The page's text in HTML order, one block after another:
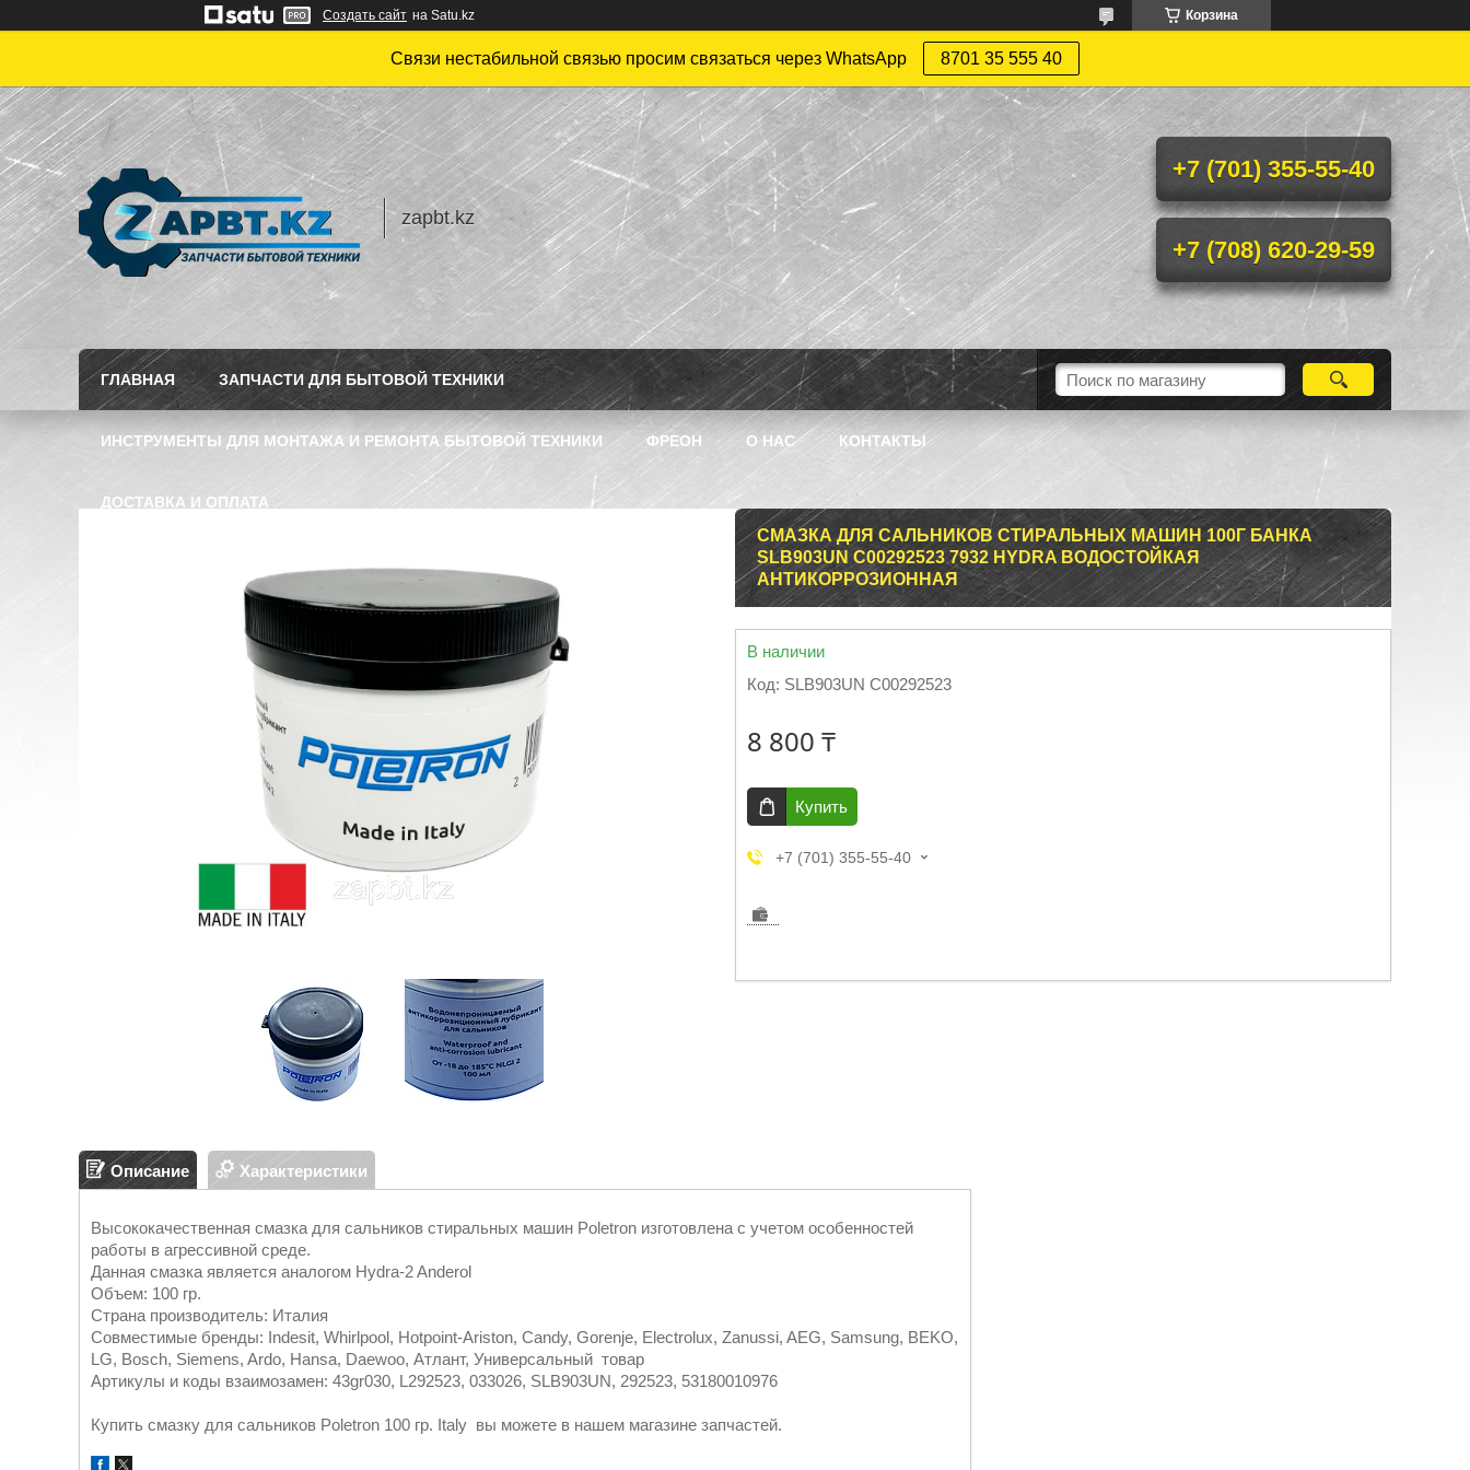
Создать сайт на Satu.kz Корзина
Связи нестабильной связью просим связаться через WhatsApp 8701 35 555 40
zapbt.kz
+7 (701) 355-55-40
+7 (708) 620-29-59
ГЛАВНАЯ ЗАПЧАСТИ ДЛЯ БЫТОВОЙ ТЕХНИКИ
ИНСТРУМЕНТЫ ДЛЯ МОНТАЖА И РЕМОНТА БЫТОВОЙ ТЕХНИКИ ФРЕОН О НАС КОНТАКТЫ
ДОСТАВКА И ОПЛАТА
СМАЗКА ДЛЯ САЛЬНИКОВ СТИРАЛЬНЫХ МАШИН 100Г БАНКА
SLB903UN C00292523 7932 HYDRA ВОДОСТОЙКАЯ
АНТИКОРРОЗИОННАЯ
В наличии
Код: SLB903UN C00292523
8 800 ₸
Купить
+7 (701) 355-55-40
Описание Характеристики
Высококачественная смазка для сальников стиральных машин Poletron изготовлена с учетом особенностей
работы в агрессивной среде.
Данная смазка является аналогом Hydra-2 Anderol
Объем: 100 гр.
Страна производитель: Италия
Совместимые бренды: Indesit, Whirlpool, Hotpoint-Ariston, Candy, Gorenje, Electrolux, Zanussi, AEG, Samsung, BEKO,
LG, Bosch, Siemens, Ardo, Hansa, Daewoo, Атлант, Универсальный товар
Артикулы и коды взаимозамен: 43gr030, L292523, 033026, SLB903UN, 292523, 53180010976
Купить смазку для сальников Poletron 100 гр. Italy вы можете в нашем магазине запчастей.